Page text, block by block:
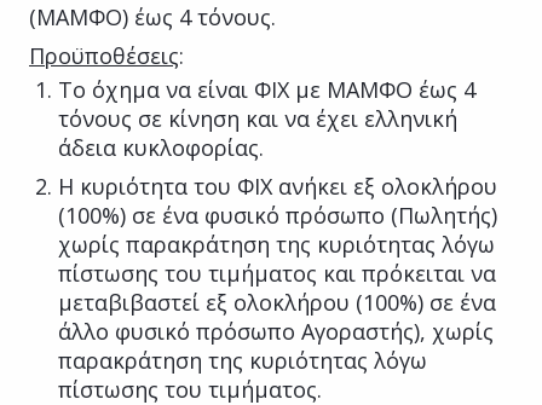
(ΜΑΜΦΟ) έως 4 τόνους.
Προϋποθέσεις:
Το όχημα να είναι ΦΙΧ με ΜΑΜΦΟ έως 4
τόνους σε κίνηση και να έχει ελληνική
άδεια κυκλοφορίας.
Η κυριότητα του ΦΙΧ ανήκει εξ ολοκλήρου
(100%) σε ένα φυσικό πρόσωπο (Πωλητής)
χωρίς παρακράτηση της κυριότητας λόγω
πίστωσης του τιμήματος και πρόκειται να
μεταβιβαστεί εξ ολοκλήρου (100%) σε ένα
άλλο φυσικό πρόσωπο Αγοραστής), χωρίς
παρακράτηση της κυριότητας λόγω
πίστωσης του τιμήματος.